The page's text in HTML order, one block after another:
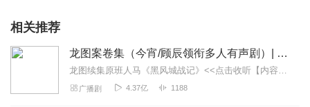
终于等到主播更新了！本书主角声音非常好听，配角声音也
的非常准，给人很强的画面感，嗯，各种场景拟音配乐也都
不错！
2023-08-16
相关推荐
龙图案卷集（今宵/顾辰领衔多人有声剧）| 探案
龙图续集原班人马《黑风城战记》<<点击收听【内容简介】《龙图案卷集》是由耳雅根据古典名著《三侠五义》（又叫七五）改编所写的网络小说，主要讲述的是鼠（白玉堂）...
广播剧 4.37亿 1188